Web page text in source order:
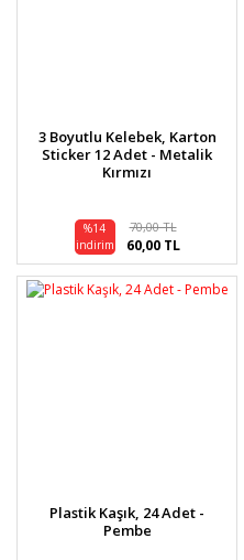
3 Boyutlu Kelebek, Karton
Sticker 12 Adet - Metalik
Kırmızı
%14
indirim
70,00 TL
60,00 TL
Plastik Kaşık, 24 Adet -
Pembe